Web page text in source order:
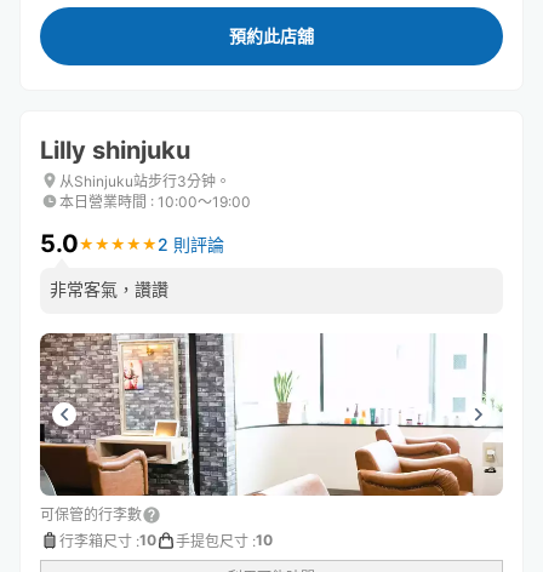
預約此店舖
Lilly shinjuku
从Shinjuku站步行3分钟。
本日營業時間 : 10:00〜19:00
5.0★ ★ ★ ★ ★
★ ★ ★ ★ ★ 2 則評論
非常客氣，讚讚
可保管的行李數
行李箱尺寸 :10 手提包尺寸 :10